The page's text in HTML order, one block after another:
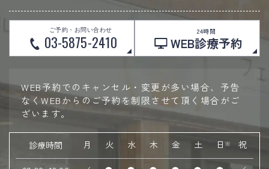
ご予約・お問い合わせ
03-5875-2410
24時間
WEB診療予約
WEB予約でのキャンセル・変更が多い場合、予告
なくWEBからのご予約を制限させて頂く場合がご
ざいます。
診療時間 月 火 水 木 金 土 日 ※ 祝